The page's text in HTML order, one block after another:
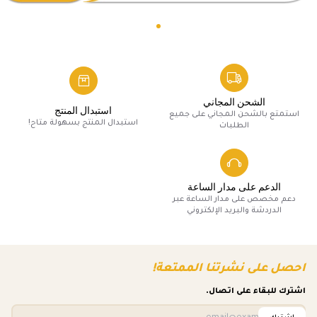
الشحن المجاني
استمتع بالشحن المجاني على جميع
الطلبات
استبدال المنتج
استبدال المنتج بسهولة متاح!
الدعم على مدار الساعة
دعم مخصص على مدار الساعة عبر
الدردشة والبريد الإلكتروني
احصل على نشرتنا الممتعة!
اشترك للبقاء على اتصال.